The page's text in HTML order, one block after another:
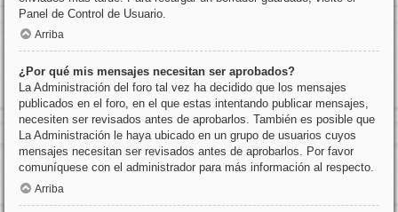
Panel de Control de Usuario.
Arriba
¿Por qué mis mensajes necesitan ser aprobados?
La Administración del foro tal vez ha decidido que los mensajes
publicados en el foro, en el que estas intentando publicar mensajes,
necesiten ser revisados antes de aprobarlos. También es posible que
La Administración le haya ubicado en un grupo de usuarios cuyos
mensajes necesitan ser revisados antes de aprobarlos. Por favor
comuníquese con el administrador para más información al respecto.
Arriba